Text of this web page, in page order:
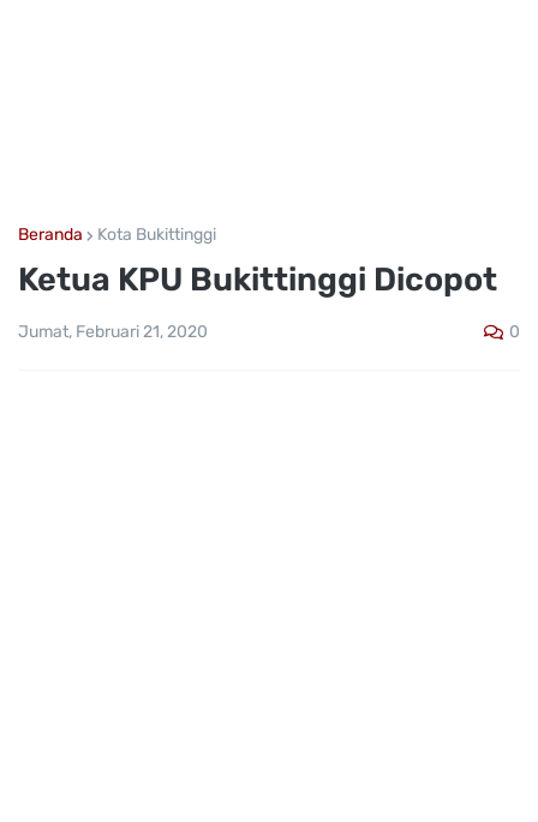
Beranda Kota Bukittinggi
Ketua KPU Bukittinggi Dicopot
Jumat, Februari 21, 2020 0